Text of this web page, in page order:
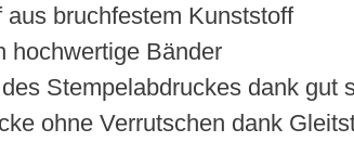
aus bruchfestem Kunststoff
hochwertige Bänder
Stempelabdruckes dank gut
ohne Verrutschen dank